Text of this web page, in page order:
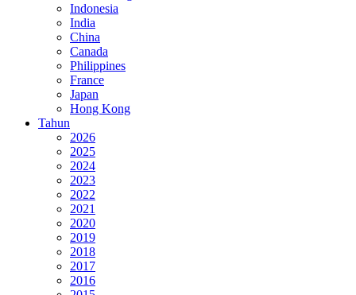
Indonesia
India
China
Canada
Philippines
France
Japan
Hong Kong
Tahun
2026
2025
2024
2023
2022
2021
2020
2019
2018
2017
2016